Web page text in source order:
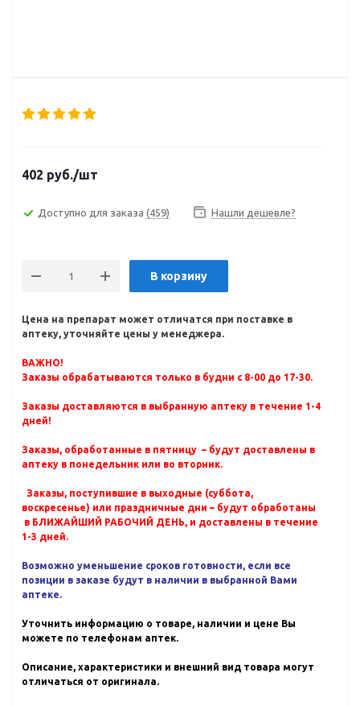
402 руб./шт
Доступно для заказа (459) Нашли дешевле?
В корзину
Цена на препарат может отличатся при поставке в
аптеку, уточняйте цены у менеджера.
ВАЖНО!
Заказы обрабатываются только в будни с 8-00 до 17-30.
Заказы доставляются в выбранную аптеку в течение 1-4
дней!
Заказы, обработанные в пятницу – будут доставлены в
аптеку в понедельник или во вторник.
Заказы, поступившие в выходные (суббота,
воскресенье) или праздничные дни – будут обработаны
в БЛИЖАЙШИЙ РАБОЧИЙ ДЕНЬ, и доставлены в течение
1-3 дней.
Возможно уменьшение сроков готовности, если все
позиции в заказе будут в наличии в выбранной Вами
аптеке.
Уточнить информацию о товаре, наличии и цене Вы
можете по телефонам аптек.
Описание, характеристики и внешний вид товара могут
отличаться от оригинала.